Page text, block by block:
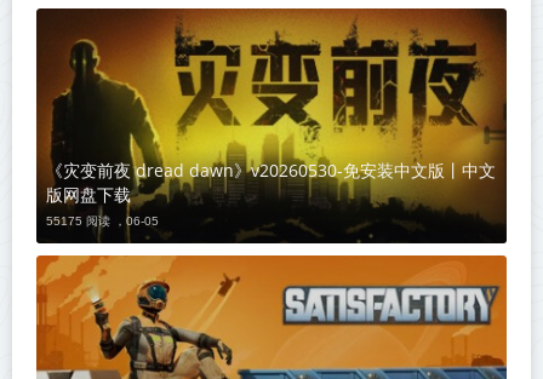
《灾变前夜 dread dawn》v20260530-免安装中文版丨中文
版网盘下载
55175 阅读 ， 06-05